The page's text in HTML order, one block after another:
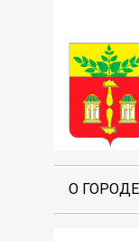
О ГОРОДЕ